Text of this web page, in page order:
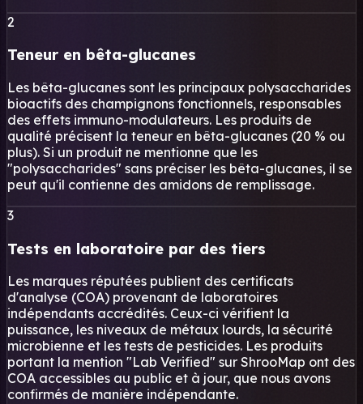
2
Teneur en bêta-glucanes
Les bêta-glucanes sont les principaux polysaccharides
bioactifs des champignons fonctionnels, responsables
des effets immuno-modulateurs. Les produits de
qualité précisent la teneur en bêta-glucanes (20 % ou
plus). Si un produit ne mentionne que les
"polysaccharides" sans préciser les bêta-glucanes, il se
peut qu'il contienne des amidons de remplissage.
3
Tests en laboratoire par des tiers
Les marques réputées publient des certificats
d'analyse (COA) provenant de laboratoires
indépendants accrédités. Ceux-ci vérifient la
puissance, les niveaux de métaux lourds, la sécurité
microbienne et les tests de pesticides. Les produits
portant la mention "Lab Verified" sur ShrooMap ont des
COA accessibles au public et à jour, que nous avons
confirmés de manière indépendante.